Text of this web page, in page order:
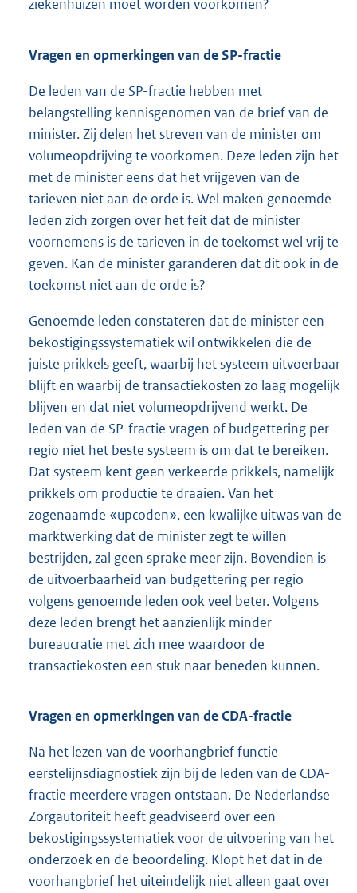
ziekenhuizen moet worden voorkomen?
Vragen en opmerkingen van de SP-fractie
De leden van de SP-fractie hebben met
belangstelling kennisgenomen van de brief van de
minister. Zij delen het streven van de minister om
volumeopdrijving te voorkomen. Deze leden zijn het
met de minister eens dat het vrijgeven van de
tarieven niet aan de orde is. Wel maken genoemde
leden zich zorgen over het feit dat de minister
voornemens is de tarieven in de toekomst wel vrij te
geven. Kan de minister garanderen dat dit ook in de
toekomst niet aan de orde is?
Genoemde leden constateren dat de minister een
bekostigingssystematiek wil ontwikkelen die de
juiste prikkels geeft, waarbij het systeem uitvoerbaar
blijft en waarbij de transactiekosten zo laag mogelijk
blijven en dat niet volumeopdrijvend werkt. De
leden van de SP-fractie vragen of budgettering per
regio niet het beste systeem is om dat te bereiken.
Dat systeem kent geen verkeerde prikkels, namelijk
prikkels om productie te draaien. Van het
zogenaamde «upcoden», een kwalijke uitwas van de
marktwerking dat de minister zegt te willen
bestrijden, zal geen sprake meer zijn. Bovendien is
de uitvoerbaarheid van budgettering per regio
volgens genoemde leden ook veel beter. Volgens
deze leden brengt het aanzienlijk minder
bureaucratie met zich mee waardoor de
transactiekosten een stuk naar beneden kunnen.
Vragen en opmerkingen van de CDA-fractie
Na het lezen van de voorhangbrief functie
eerstelijnsdiagnostiek zijn bij de leden van de CDA-
fractie meerdere vragen ontstaan. De Nederlandse
Zorgautoriteit heeft geadviseerd over een
bekostigingssystematiek voor de uitvoering van het
onderzoek en de beoordeling. Klopt het dat in de
voorhangbrief het uiteindelijk niet alleen gaat over